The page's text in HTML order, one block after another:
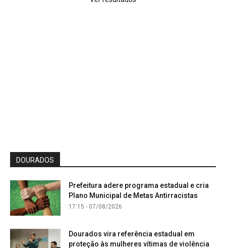
DOURADOS
Prefeitura adere programa estadual e cria
Plano Municipal de Metas Antirracistas
17:15 - 07/08/2026
Dourados vira referência estadual em
proteção às mulheres vítimas de violência